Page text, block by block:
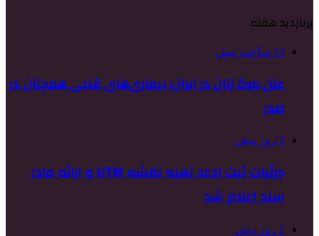
پربازدید هفته
13 ساعت پیش
علل مرگ زنان در ایران؛ بیماری‌های قلبی همچنان در
صدر
2 روز پیش
جزئیات ثبت ادعا، تهیه نقشه UTM و ارائه مادر
سند اعلام شد
2 روز پیش